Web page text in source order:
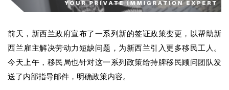
前天，新西兰政府宣布了一系列新的签证政策变更，以帮助新
西兰雇主解决劳动力短缺问题，为新西兰引入更多移民工人。
今天上午，移民局也针对这一系列政策给持牌移民顾问团队发
送了内部指导邮件，明确政策内容。